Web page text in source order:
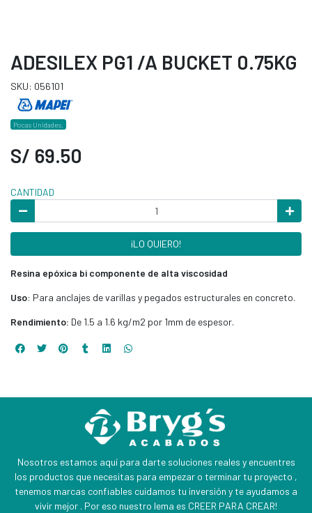
ADESILEX PG1 /A BUCKET 0.75KG
SKU: 056101
Pocas Unidades.
S/ 69.50
CANTIDAD
¡LO QUIERO!
Resina epóxica bi componente de alta viscosidad
Uso: Para anclajes de varillas y pegados estructurales en concreto.
Rendimiento: De 1.5 a 1.6 kg/m2 por 1mm de espesor.
Nosotros estamos aquí para darte soluciones reales y encuentres
los productos que necesitas para empezar o terminar tu proyecto ,
tenemos marcas confiables cuidamos tu inversión y te ayudamos a
vivir mejor . Por eso nuestro lema es CREER PARA CREAR!